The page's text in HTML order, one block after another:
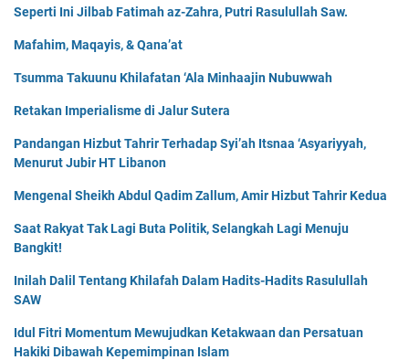
Seperti Ini Jilbab Fatimah az-Zahra, Putri Rasulullah Saw.
Mafahim, Maqayis, & Qana’at
Tsumma Takuunu Khilafatan ‘Ala Minhaajin Nubuwwah
Retakan Imperialisme di Jalur Sutera
Pandangan Hizbut Tahrir Terhadap Syi’ah Itsnaa ‘Asyariyyah,
Menurut Jubir HT Libanon
Mengenal Sheikh Abdul Qadim Zallum, Amir Hizbut Tahrir Kedua
Saat Rakyat Tak Lagi Buta Politik, Selangkah Lagi Menuju
Bangkit!
Inilah Dalil Tentang Khilafah Dalam Hadits-Hadits Rasulullah
SAW
Idul Fitri Momentum Mewujudkan Ketakwaan dan Persatuan
Hakiki Dibawah Kepemimpinan Islam